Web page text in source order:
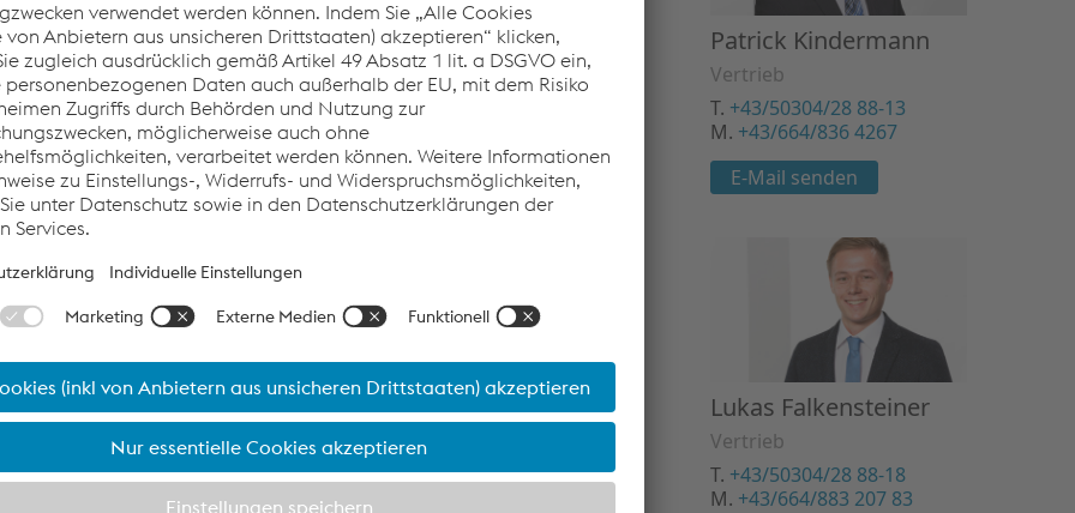
Patrick Kindermann
Vertrieb
T. +43/50304/28 88-13
M. +43/664/836 4267
E-Mail senden
Lukas Falkensteiner
Vertrieb
T. +43/50304/28 88-18
M. +43/664/883 207 83